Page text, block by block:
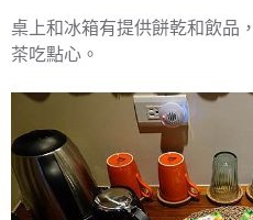
桌上和冰箱有提供餅乾和飲品
茶吃點心。